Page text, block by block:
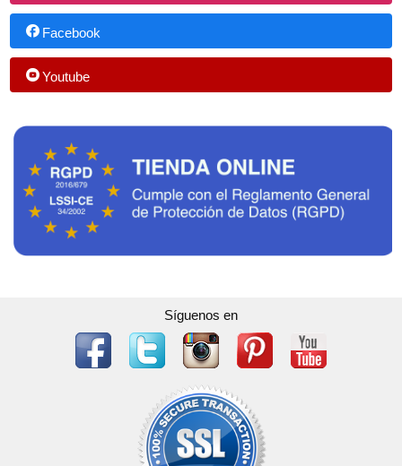
Facebook
Youtube
Síguenos en